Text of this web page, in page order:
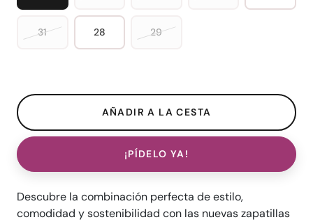
31 28 29
¡PÍDELO YA!
Descubre la combinación perfecta de estilo,
comodidad y sostenibilidad con las nuevas zapatillas